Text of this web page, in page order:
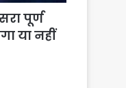
पूर्ण
या नहीं